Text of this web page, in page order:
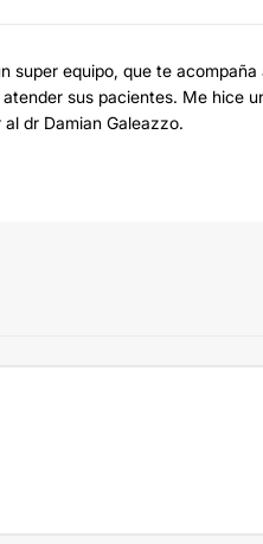
super equipo, que te
sus pacientes. Me hice
dr Damian Galeazzo.